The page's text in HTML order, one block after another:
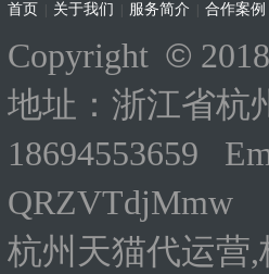
首页 关于我们 服务简介 合作案例
Copyright ©
地址：浙江省杭
18694553659
QRZVTdjMmw
杭州天猫代运营